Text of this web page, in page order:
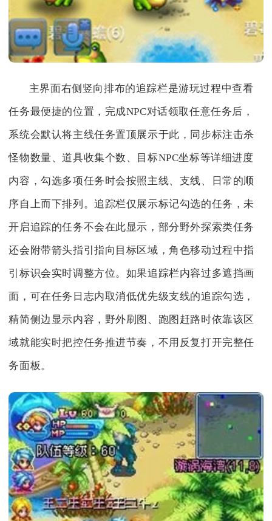
主界面右侧竖向排布的追踪栏是游玩过程中查看
任务最便捷的位置，完成NPC对话领取任意任务后，
系统会默认将主线任务置顶展示于此，同步标注击杀
怪物数量、道具收集个数、目标NPC坐标等详细进度
内容，勾选多项任务时会按照主线、支线、日常的顺
序自上而下排列。追踪栏仅展示标记勾选的任务，未
开启追踪的任务不会在此显示，部分野外探索类任务
还会附带箭头指引指向目标区域，角色移动过程中指
引标识会实时调整方位。如果追踪栏内容过多遮挡画
面，可在任务日志内取消低优先级支线的追踪勾选，
精简侧边显示内容，野外刷图、跑图赶路时依靠该区
域就能实时把控任务推进节奏，不用反复打开完整任
务面板。